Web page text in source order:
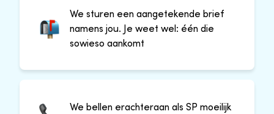
We sturen een aangetekende brief
namens jou. Je weet wel: één die
sowieso aankomt
We bellen erachteraan als SP moeilijk